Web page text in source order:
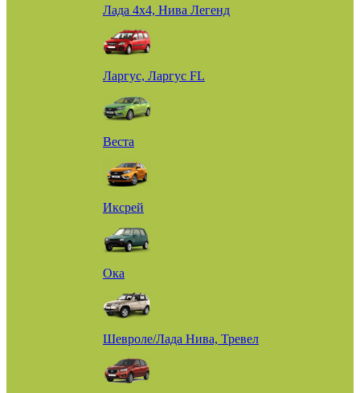
Лада 4х4, Нива Легенд
Ларгус, Ларгус FL
Веста
Иксрей
Ока
Шевроле/Лада Нива, Тревел